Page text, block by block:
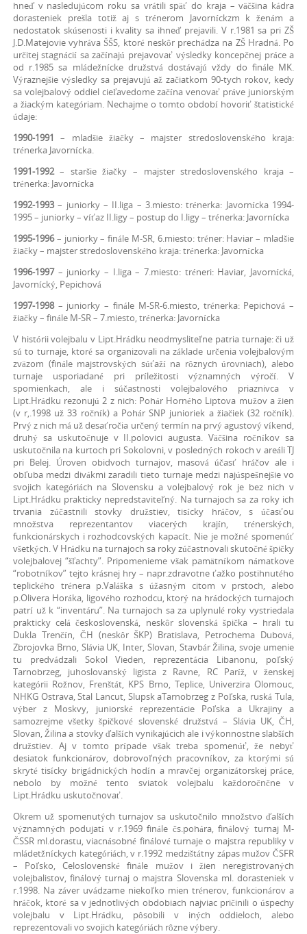
hneď v nasledujúcom roku sa vrátili späť do kraja – väčšina kádra
dorasteniek prešla totiž aj s trénerom Javorníckzm k ženám a
nedostatok skúsenosti i kvality sa ihneď prejavili. V r.1981 sa pri ZŠ
J.D.Matejovie vyhráva ŠŠS, ktoré neskôr prechádza na ZŠ Hradná. Po
určitej stagnácií sa začínajú prejavovať výsledky koncepčnej práce a
od r.1985 sa mládežnícke družstvá dostávajú vždy do finále MK.
Výraznejšie výsledky sa prejavujú až začiatkom 90-tych rokov, kedy
sa volejbalový oddiel cieľavedome začína venovať práve juniorským
a žiackým kategóriam. Nechajme o tomto období hovoriť štatistické
údaje:
1990-1991
– mladšie žiačky – majster stredoslovenského kraja:
trénerka Javornícka.
1991-1992– staršie žiačky – majster stredoslovenského kraja –
trénerka: Javornícka
1992-1993– juniorky – II.liga – 3.miesto: trénerka: Javornícka 1994-
1995 – juniorky – víťaz II.ligy – postup do I.ligy – trénerka: Javornícka
1995-1996– juniorky – finále M-SR, 6.miesto: tréner: Haviar – mladšie
žiačky – majster stredoslovenského kraja: trénerka: Javornícka
1996-1997– juniorky – I.liga – 7.miesto: tréneri: Haviar, Javornícká,
Javornícký, Pepichová
1997-1998– juniorky – finále M-SR-6.miesto, trénerka: Pepichová –
žiačky – finále M-SR – 7.miesto, trénerka: Javornícka
V histórii volejbalu v Lipt.Hrádku neodmysliteľne patria turnaje: či už
sú to turnaje, ktoré sa organizovali na základe určenia volejbalovým
zväzom (finále majstrovských súťaží na rôznych úrovniach), alebo
turnaje usporiadané pri príležitosti významných výročí. V
spomienkach, ale i súčastnosti volejbalového priaznivca v
Lipt.Hrádku rezonujú 2 z nich: Pohár Horného Liptova mužov a žien
(v r,.1998 už 33 ročník) a Pohár SNP junioriek a žiačiek (32 ročník).
Prvý z nich má už desaťročia určený termín na prvý agustový víkend,
druhý sa uskutočnuje v II.polovici augusta. Väčšina ročníkov sa
uskutočnila na kurtoch pri Sokolovni, v posledných rokoch v areáli TJ
pri Belej. Úroven obidvoch turnajov, masová účasť hráčov ale i
obľuba medzi divákmi zaradili tieto turnaje medzi najúspešnejšie vo
svojich kategóriách na Slovensku a volejbalový rok je bez nich v
Lipt.Hrádku prakticky nepredstaviteľný. Na turnajoch sa za roky ich
trvania zúčastnili stovky družstiev, tisícky hráčov, s účasťou
množstva reprezentantov viacerých krajín, trénerských,
funkcionárskych i rozhodcovských kapacít. Nie je možné spomenúť
všetkých. V Hrádku na turnajoch sa roky zúčastnovali skutočné špičky
volejbalovej “šľachty”. Pripomenieme však pamätníkom námatkove
“robotníkov” tejto krásnej hry – napr.zdravotne ťažko postihnutého
teplického trénera p.Valáška s úžasným citom v prstoch, alebo
p.Olivera Horáka, ligového rozhodcu, ktorý na hrádockých turnajoch
patrí už k “inventáru”. Na turnajoch sa za uplynulé roky vystriedala
prakticky celá československá, neskôr slovenská špička – hrali tu
Dukla Trenčín, ČH (neskôr ŠKP) Bratislava, Petrochema Dubová,
Zbrojovka Brno, Slávia UK, Inter, Slovan, Stavbár Žilina, svoje umenie
tu predvádzali Sokol Vieden, reprezentácia Libanonu, poľský
Tarnobrzeg, juhoslovanský ligista z Ravne, RC Paríž, v ženskej
kategórii Rožnov, Frenštát, KPS Brno, Teplice, Univerzira Olomouc,
NHKG Ostrava, Stal Lancut, Slupsk aTarnobrzeg z Poľska, ruská Tula,
výber z Moskvy, juniorské reprezentácie Poľska a Ukrajiny a
samozrejme všetky špičkové slovenské družstvá – Slávia UK, ČH,
Slovan, Žilina a stovky ďalších vynikajúcich ale i výkonnostne slabších
družstiev. Aj v tomto prípade však treba spomenúť, že nebyť
desiatok funkcionárov, dobrovoľných pracovníkov, za ktorými sú
skryté tisícky brigádnických hodín a mravčej organizátorskej práce,
nebolo by možné tento sviatok volejbalu každoročnčne v
Lipt.Hrádku uskutočnovať.
Okrem už spomenutých turnajov sa uskutočnilo množstvo ďalších
významných podujatí v r.1969 finále čs.pohára, finálový turnaj M-
ČSSR ml.dorastu, viacnásobné finálové turnaje o majstra republiky v
mládetžníckych kategóriách, v r.1992 medzištátny zápas mužov ČSFR
– Poľsko, Celoslovenské finále mužov i žien neregistrovaných
volejbalistov, finálový turnaj o majstra Slovenska ml. dorasteniek v
r.1998. Na záver uvádzame niekoľko mien trénerov, funkcionárov a
hráčok, ktoré sa v jednotlivých obdobiach najviac pričinili o úspechy
volejbalu v Lipt.Hrádku, pôsobili v iných oddieloch, alebo
reprezentovali vo svojich kategóriách rôzne výbery.